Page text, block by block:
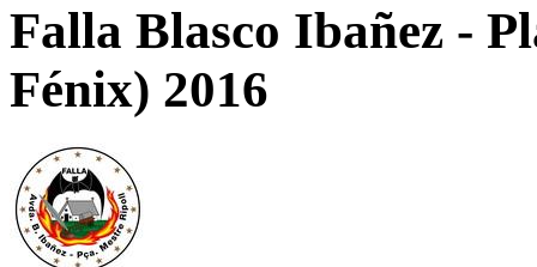
Falla Blasco Ibañez -
Fénix) 2016